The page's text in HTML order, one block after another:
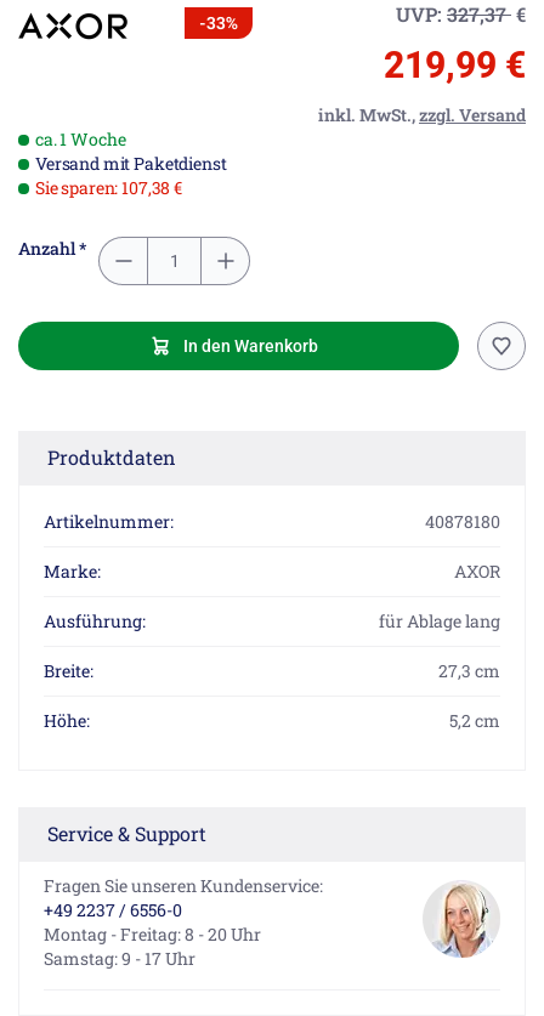
-33% UVP: 327,37€
219,99 €
inkl. MwSt.,zzgl. Versand
ca. 1 Woche
Versand mit Paketdienst
Sie sparen: 107,38 €
Anzahl *
In den Warenkorb
Produktdaten
Artikelnummer: 40878180
Marke: AXOR
Ausführung: für Ablage lang
Breite: 27,3 cm
Höhe: 5,2 cm
Service & Support
Fragen Sie unseren Kundenservice:
+49 2237 / 6556-0
Montag - Freitag: 8 - 20 Uhr
Samstag: 9 - 17 Uhr